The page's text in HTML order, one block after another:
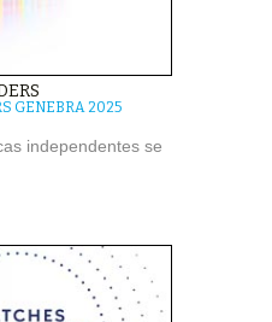
GENEBRA 2025
independentes se